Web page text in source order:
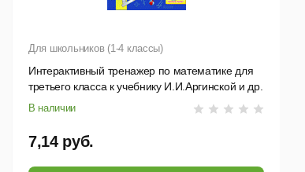
Для школьников (1-4 классы)
Интерактивный тренажер по математике для
третьего класса к учебнику И.И.Аргинской и др.
В наличии
7,14 руб.